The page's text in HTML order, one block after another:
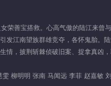
00:47
01:00
荣善宝搭救。心高气傲的陆江来曾
发江南望族群雄竞夺，各怀鬼胎。
情，披荆斩棘侦破旧案、捉拿真凶
柳明明 张南 马闻远 李菲 赵嘉敏